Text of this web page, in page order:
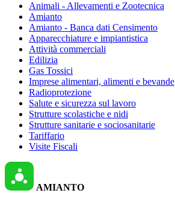
Animali - Allevamenti e Zootecnica
Amianto
Amianto - Banca dati Censimento
Apparecchiature e impiantistica
Attività commerciali
Edilizia
Gas Tossici
Imprese alimentari, alimenti e bevande
Radioprotezione
Salute e sicurezza sul lavoro
Strutture scolastiche e nidi
Strutture sanitarie e sociosanitarie
Tariffario
Visite Fiscali
AMIANTO